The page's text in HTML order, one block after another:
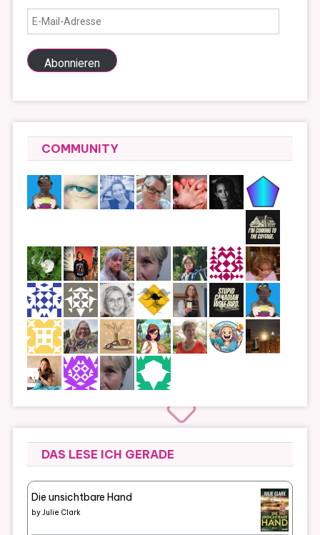
E-
Mail-
Adresse
Abonnieren
COMMUNITY
DAS LESE ICH GERADE
Die unsichtbare Hand
byJulie Clark